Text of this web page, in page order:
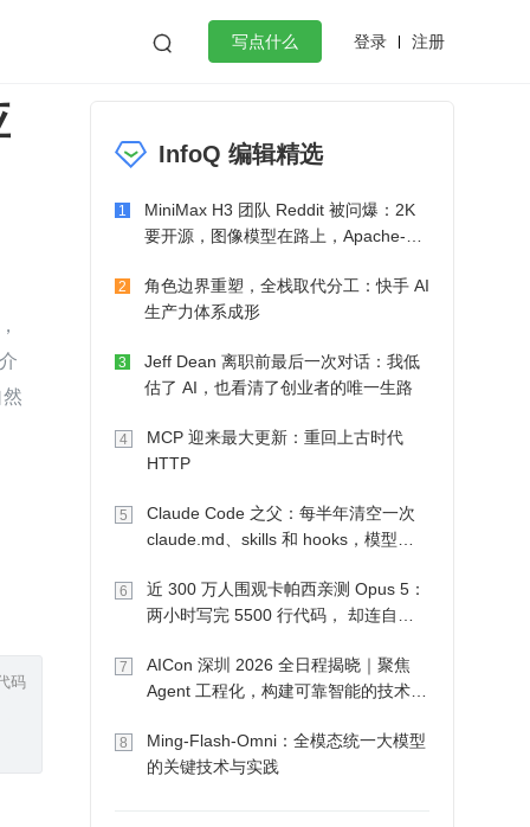
 写点什么 登录 注册
作
微服务架构 flutter
码
InfoQ 编辑精选
1
MiniMax H3 团队 Reddit 被问爆：2K
要开源，图像模型在路上，Apache-2.0
2
角色边界重塑，全栈取代分工：快手 AI
生产力体系成形
3
Jeff Dean 离职前最后一次对话：我低
估了 AI，也看清了创业者的唯一生路
4
MCP 迎来最大更新：重回上古时代
HTTP
5
Claude Code 之父：每半年清空一次
claude.md、skills 和 hooks，模型自
6
近 300 万人围观卡帕西亲测 Opus 5：
两小时写完 5500 行代码， 却连自己
7
AICon 深圳 2026 全日程揭晓｜聚焦
Agent 工程化，构建可靠智能的技术路
8
Ming-Flash-Omni：全模态统一大模型
的关键技术与实践